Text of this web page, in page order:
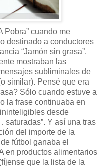
Pobra” cuando me
destinado a conductores
“Jamón sin grasa”.
mostraban las
subliminales de
similar). Pensé que era
Sólo cuando estuve a
la frase continuaba en
desde
saturadas”. Y así una tras
del importe de la
fútbol ganaba el
en productos alimentarios
que la lista de la